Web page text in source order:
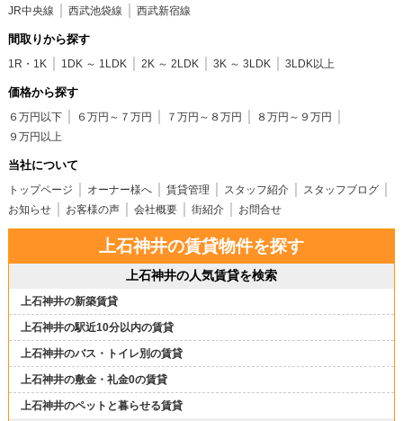
JR中央線 西武池袋線 西武新宿線
間取りから探す
1R・1K 1DK ～ 1LDK 2K ～ 2LDK 3K ～ 3LDK 3LDK以上
価格から探す
６万円以下 ６万円～７万円 ７万円～８万円
８万円～９万円
９万円以上
当社について
トップページ オーナー様へ 賃貸管理 スタッフ紹介
スタッフブログ
お知らせ
お客様の声 会社概要 街紹介 お問合せ
上石神井の賃貸物件を探す
上石神井の人気賃貸を検索
上石神井の新築賃貸
上石神井の駅近10分以内の賃貸
上石神井のバス・トイレ別の賃貸
上石神井の敷金・礼金0の賃貸
上石神井のペットと暮らせる賃貸